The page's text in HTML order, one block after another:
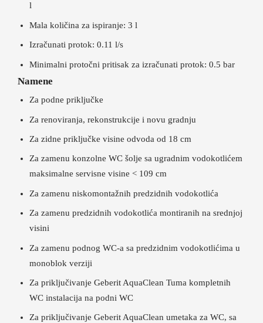
l
Mala količina za ispiranje: 3 l
Izračunati protok: 0.11 l/s
Minimalni protočni pritisak za izračunati protok: 0.5 bar
Namene
Za podne priključke
Za renoviranja, rekonstrukcije i novu gradnju
Za zidne priključke visine odvoda od 18 cm
Za zamenu konzolne WC šolje sa ugradnim vodokotlićem
maksimalne servisne visine < 109 cm
Za zamenu niskomontažnih predzidnih vodokotlića
Za zamenu predzidnih vodokotlića montiranih na srednjoj
visini
Za zamenu podnog WC-a sa predzidnim vodokotlićima u
monoblok verziji
Za priključivanje Geberit AquaClean Tuma kompletnih
WC instalacija na podni WC
Za priključivanje Geberit AquaClean umetaka za WC, sa